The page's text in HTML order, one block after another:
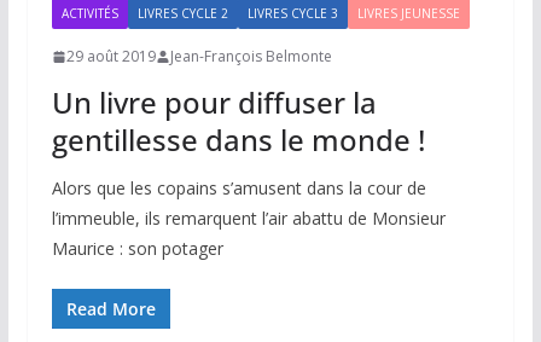
ACTIVITÉS LIVRES CYCLE 2 LIVRES CYCLE 3 LIVRES JEUNESSE
29 août 2019 Jean-François Belmonte
Un livre pour diffuser la
gentillesse dans le monde !
Alors que les copains s’amusent dans la cour de
l’immeuble, ils remarquent l’air abattu de Monsieur
Maurice : son potager
Read More